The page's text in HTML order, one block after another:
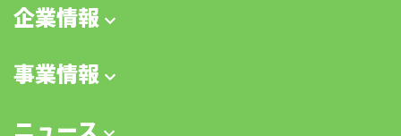
企業情報
事業情報
ニュース